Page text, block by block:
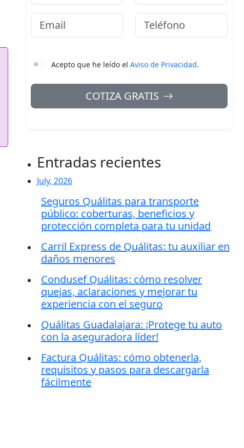
Email Teléfono
Acepto que he leído el Aviso de Privacidad.
COTIZA GRATIS
Entradas recientes
July, 2026
Seguros Quálitas para transporte
público: coberturas, beneficios y
protección completa para tu unidad
Carril Express de Quálitas: tu auxiliar en
daños menores
Condusef Quálitas: cómo resolver
quejas, aclaraciones y mejorar tu
experiencia con el seguro
Quálitas Guadalajara: ¡Protege tu auto
con la aseguradora líder!
Factura Quálitas: cómo obtenerla,
requisitos y pasos para descargarla
fácilmente